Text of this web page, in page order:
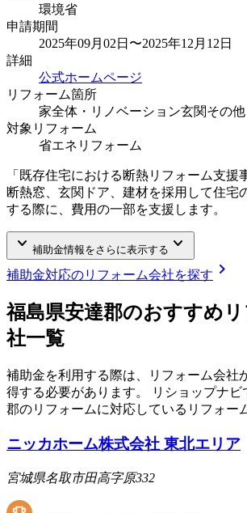
環境省
申請期間
2025年09月02日〜2025年12月12日
詳細
公式ホームページ
リフォーム箇所
家全体・リノベーション玄関その他
対象リフォーム
省エネリフォーム
「既存住宅における断熱リフォーム支援
断熱窓、玄関ドア、建材を採用して住宅
する際に、費用の一部を支援します。
keyboard_arrow_down 補助金情報をさらに表示する keyboard_arrow_down
補助金対応のリフォーム会社を探す chevron_right
福島県安達郡のおすすめ
社一覧
補助金を利用する際は、リフォーム会社
得する必要があります。 リショップナビ
郡のリフォームに対応しているリフォー
ニッカホーム株式会社 東北エリア
宮城県名取市田高字原332